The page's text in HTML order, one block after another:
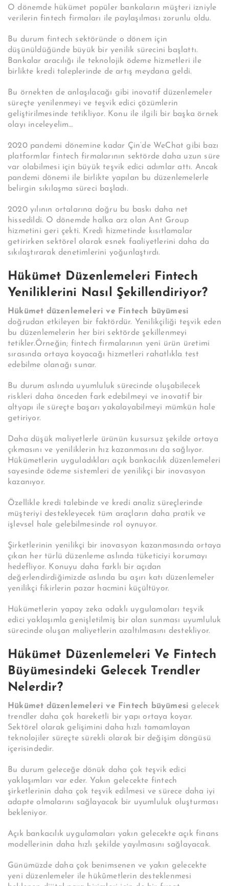
O dönemde hükümet popüler bankaların müşteri izniyle
verilerin fintech firmaları ile paylaşılması zorunlu oldu.
Bu durum fintech sektöründe o dönem için
düşünüldüğünde büyük bir yenilik sürecini başlattı.
Bankalar aracılığı ile teknolojik ödeme hizmetleri ile
birlikte kredi taleplerinde de artış meydana geldi.
Bu örnekten de anlaşılacağı gibi inovatif düzenlemeler
süreçte yenilenmeyi ve teşvik edici çözümlerin
geliştirilmesinde tetikliyor. Konu ile ilgili bir başka örnek
olayı inceleyelim…
2020 pandemi dönemine kadar Çin’de WeChat gibi bazı
platformlar fintech firmalarının sektörde daha uzun süre
var olabilmesi için büyük teşvik edici adımlar attı. Ancak
pandemi dönemi ile birlikte yapılan bu düzenlemelerle
belirgin sıkılaşma süreci başladı.
2020 yılının ortalarına doğru bu baskı daha net
hissedildi. O dönemde halka arz olan Ant Group
hizmetini geri çekti. Kredi hizmetinde kısıtlamalar
getirirken sektörel olarak esnek faaliyetlerini daha da
sıkılaştırarak denetimlerini yoğunlaştırdı.
Hükümet Düzenlemeleri Fintech
Yeniliklerini Nasıl Şekillendiriyor?
Hükümet düzenlemeleri ve Fintech büyümesi
doğrudan etkileyen bir faktördür. Yenilikçiliği teşvik eden
bu düzenlemelerin her biri sektörde şekillenmeyi
tetikler.Örneğin; fintech firmalarının yeni ürün üretimi
sırasında ortaya koyacağı hizmetleri rahatlıkla test
edebilme olanağı sunar.
Bu durum aslında uyumluluk sürecinde oluşabilecek
riskleri daha önceden fark edebilmeyi ve inovatif bir
altyapı ile süreçte başarı yakalayabilmeyi mümkün hale
getiriyor.
Daha düşük maliyetlerle ürünün kusursuz şekilde ortaya
çıkmasını ve yeniliklerin hız kazanmasını da sağlıyor.
Hükümetlerin uyguladıkları açık bankacılık düzenlemeleri
sayesinde ödeme sistemleri de yenilikçi bir inovasyon
kazanıyor.
Özellikle kredi talebinde ve kredi analiz süreçlerinde
müşteriyi destekleyecek tüm araçların daha pratik ve
işlevsel hale gelebilmesinde rol oynuyor.
Şirketlerinin yenilikçi bir inovasyon kazanmasında ortaya
çıkan her türlü düzenleme aslında tüketiciyi korumayı
hedefliyor. Konuyu daha farklı bir açıdan
değerlendirdiğimizde aslında bu aşırı katı düzenlemeler
yenilikçi fikirlerin pazar hacmini küçültüyor.
Hükümetlerin yapay zeka odaklı uygulamaları teşvik
edici yaklaşımla genişletilmiş bir alan sunması uyumluluk
sürecinde oluşan maliyetlerin azaltılmasını destekliyor.
Hükümet Düzenlemeleri Ve Fintech
Büyümesindeki Gelecek Trendler
Nelerdir?
Hükümet düzenlemeleri ve Fintech büyümesi gelecek
trendler daha çok hareketli bir yapı ortaya koyar.
Sektörel olarak gelişimini daha hızlı tamamlayan
teknolojiler süreçte sürekli olarak bir değişim döngüsü
içerisindedir.
Bu durum geleceğe dönük daha çok teşvik edici
yaklaşımları var eder. Yakın gelecekte fintech
şirketlerinin daha çok teşvik edilmesi ve sürece daha iyi
adapte olmalarını sağlayacak bir uyumluluk oluşturması
bekleniyor.
Açık bankacılık uygulamaları yakın gelecekte açık finans
modellerinin daha hızlı şekilde yayılmasını sağlayacak.
Günümüzde daha çok benimsenen ve yakın gelecekte
yeni düzenlemeler ile hükûmetlerin desteklenmesi